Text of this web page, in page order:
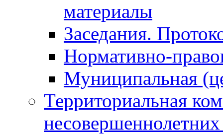
материалы
Заседания.
Нормативно-
Муниципальная
Территориальная